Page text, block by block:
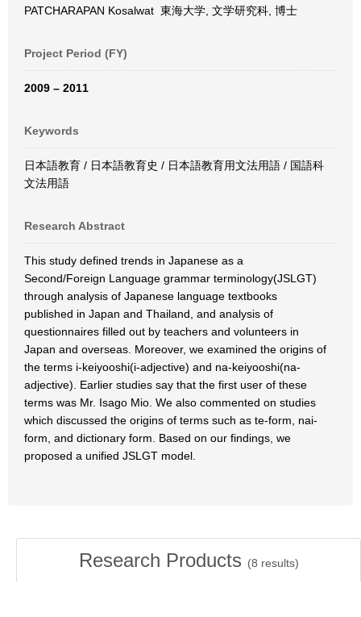
PATCHARAPAN Kosalwat 東海大学, 文学研究科, 博士
Project Period (FY)
2009 – 2011
Keywords
日本語教育 / 日本語教育史 / 日本語教育用文法用語 / 国語科
文法用語
Research Abstract
This study defined trends in Japanese as a
Second/Foreign Language grammar terminology(JSLGT)
through analysis of Japanese language textbooks
published in Japan and Thailand, and analysis of
questionnaires filled out by teachers and volunteers in
Japan and overseas. Moreover, we examined the origins of
the terms i-keiyooshi(i-adjective) and na-keiyooshi(na-
adjective). Earlier studies say that the first user of these
terms was Mr. Isago Mio. We also commented on studies
which discussed the origins of terms such as te-form, nai-
form, and dictionary form. Based on our findings, we
proposed a unified JSLGT model.
Research Products (8 results)